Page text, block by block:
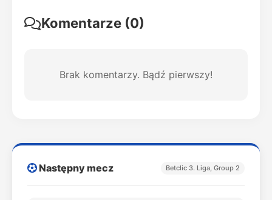
Komentarze (0)
Brak komentarzy. Bądź pierwszy!
Następny mecz Betclic 3. Liga, Group 2